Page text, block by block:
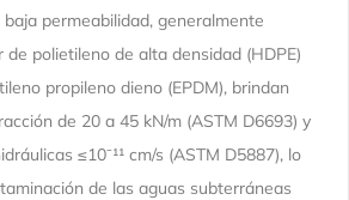
permeabilidad, generalmente
polietileno de alta densidad (HDPE)
propileno dieno (EPDM), brindan
de 20 a 45 kN/m (ASTM D6693) y
≤10⁻¹¹ cm/s (ASTM D5887), lo
de las aguas subterráneas